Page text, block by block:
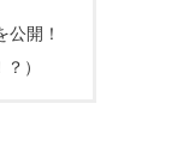
開！
）